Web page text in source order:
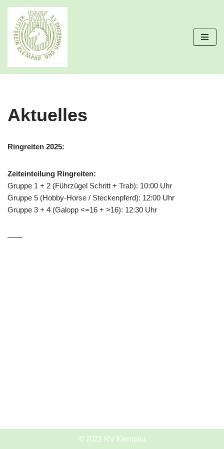
Zum
Inhalt
springen
Aktuelles
Ringreiten 2025:
Zeiteinteilung Ringreiten:
Gruppe 1 + 2 (Führzügel Schritt + Trab): 10:00 Uhr
Gruppe 5 (Hobby-Horse / Steckenpferd): 12:00 Uhr
Gruppe 3 + 4 (Galopp <=16 + >16): 12:30 Uhr
——
© 2021 RV Klempau